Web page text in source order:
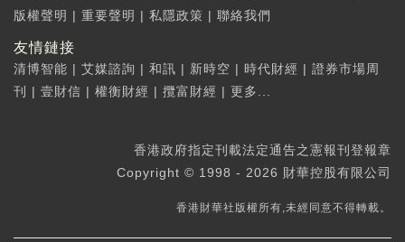
版權聲明 | 重要聲明 | 私隱政策 | 聯絡我們
友情鏈接
清博智能 | 艾媒諮詢 | 和訊 | 新時空 | 時代財經 | 證券市場周
刊
| 壹財信 | 權衡財經 | 攬富財經 | 更多...
香港政府指定刊載法定通告之憲報刊登報章
Copyright © 1998 - 2026 財華控股有限公司
香港財華社版權所有,未經同意不得轉載。